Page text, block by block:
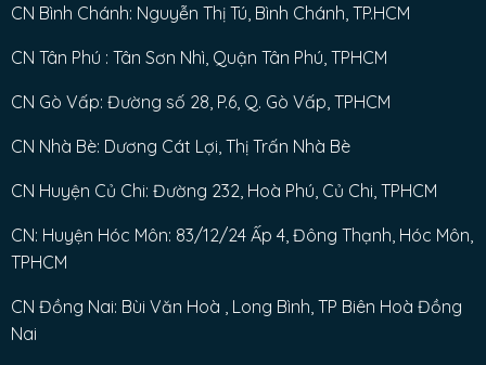
CN Bình Chánh: Nguyễn Thị Tú, Bình Chánh, TP.HCM
CN Tân Phú : Tân Sơn Nhì, Quận Tân Phú, TPHCM
CN Gò Vấp: Đường số 28, P.6, Q. Gò Vấp, TPHCM
CN Nhà Bè: Dương Cát Lợi, Thị Trấn Nhà Bè
CN Huyện Củ Chi: Đường 232, Hoà Phú, Củ Chi, TPHCM
CN: Huyện Hóc Môn: 83/12/24 Ấp 4, Đông Thạnh, Hóc Môn,
TPHCM
CN Đồng Nai: Bùi Văn Hoà , Long Bình, TP Biên Hoà Đồng
Nai